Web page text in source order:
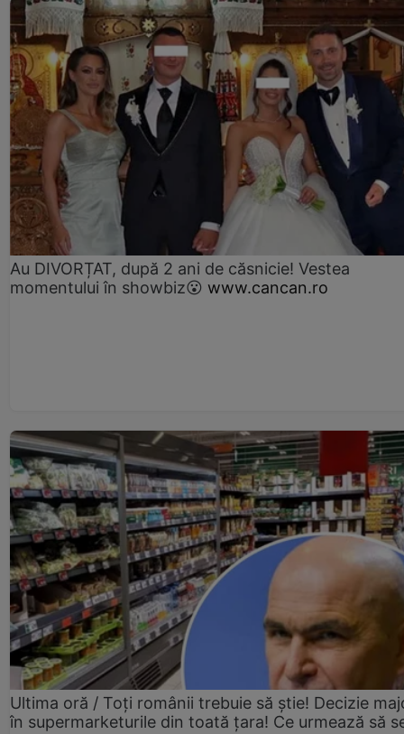
Au DIVORȚAT, după 2 ani de căsnicie! Vestea
momentului în showbiz😮 www.cancan.ro
Ultima oră / Toți românii trebuie să știe! Decizie
în supermarketurile din toată țara! Ce urmează să